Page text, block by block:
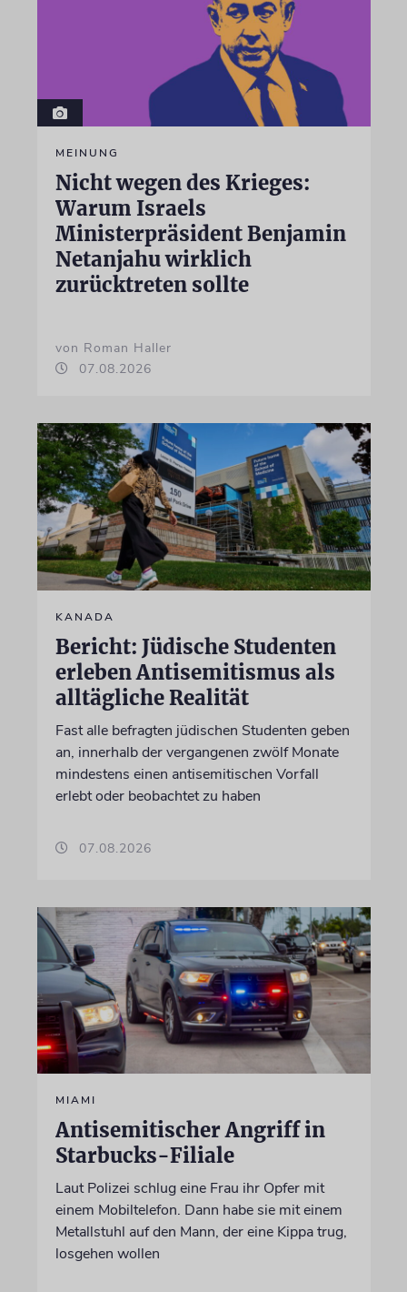
MEINUNG
Nicht wegen des Krieges:
Warum Israels
Ministerpräsident Benjamin
Netanjahu wirklich
zurücktreten sollte
von Roman Haller
07.08.2026
KANADA
Bericht: Jüdische Studenten
erleben Antisemitismus als
alltägliche Realität
Fast alle befragten jüdischen Studenten geben
an, innerhalb der vergangenen zwölf Monate
mindestens einen antisemitischen Vorfall
erlebt oder beobachtet zu haben
07.08.2026
MIAMI
Antisemitischer Angriff in
Starbucks-Filiale
Laut Polizei schlug eine Frau ihr Opfer mit
einem Mobiltelefon. Dann habe sie mit einem
Metallstuhl auf den Mann, der eine Kippa trug,
losgehen wollen